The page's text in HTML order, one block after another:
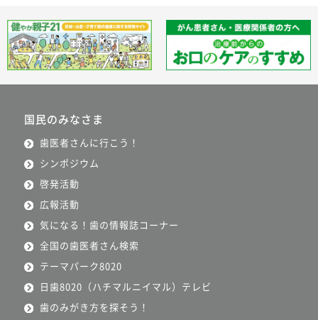
国民のみなさま
歯医者さんに行こう！
シンポジウム
啓発活動
広報活動
気になる！歯の情報誌コーナー
全国の歯医者さん検索
テーマパーク8020
日歯8020（ハチマルニイマル）テレビ
歯のみがき方を探そう！